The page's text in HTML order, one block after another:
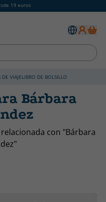
19 euros
DE VIAJELIBRO DE BOLSILLO
Bárbara
con "Bárbara